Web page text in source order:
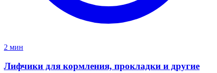
2 мин
Лифчики для кормления, прокладки и другие